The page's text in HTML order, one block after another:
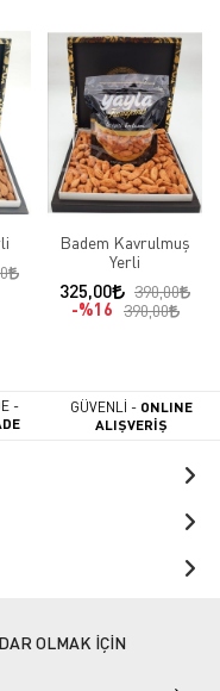
Badem Kavrulmuş
Yerli
325,00
390,00
%16 390,00
- GÜVENLİ - ONLINE
ALIŞVERİŞ
OLMAK İÇİN